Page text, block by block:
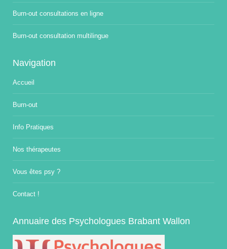
Burn-out consultations en ligne
Burn-out consultation multilingue
Navigation
Accueil
Burn-out
Info Pratiques
Nos thérapeutes
Vous êtes psy ?
Contact !
Annuaire des Psychologues Brabant Wallon